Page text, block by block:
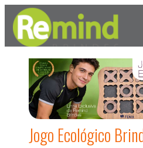
Jogo Ecológico